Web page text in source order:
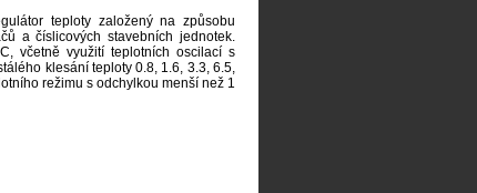
teploty založený na způsobu
a číslicových stavebních jednotek.
včetně využití teplotních oscilací s
klesání teploty 0.8, 1.6, 3.3, 6.5,
režimu s odchylkou menší než 1